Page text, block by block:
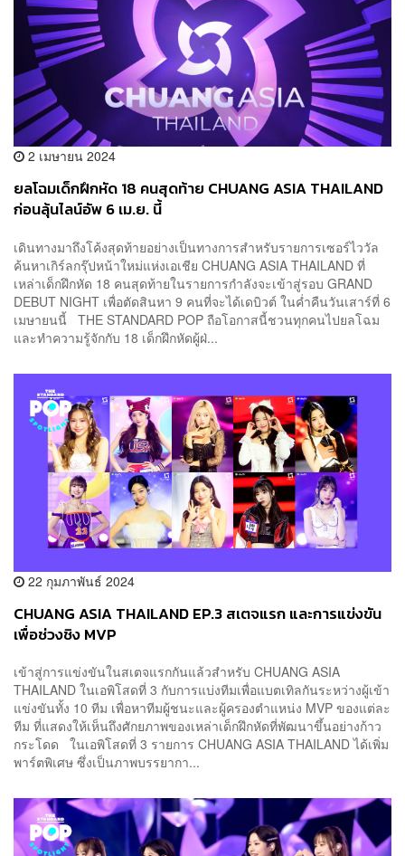
2 เมษายน 2024
ยลโฉมเด็กฝึกหัด 18 คนสุดท้าย CHUANG ASIA THAILAND
ก่อนลุ้นไลน์อัพ 6 เม.ย. นี้
เดินทางมาถึงโค้งสุดท้ายอย่างเป็นทางการสำหรับรายการเซอร์ไววัล
ค้นหาเกิร์ลกรุ๊ปหน้าใหม่แห่งเอเชีย CHUANG ASIA THAILAND ที่
เหล่าเด็กฝึกหัด 18 คนสุดท้ายในรายการกำลังจะเข้าสู่รอบ GRAND
DEBUT NIGHT เพื่อตัดสินหา 9 คนที่จะได้เดบิวต์ ในค่ำคืนวันเสาร์ที่ 6
เมษายนนี้ THE STANDARD POP ถือโอกาสนี้ชวนทุกคนไปยลโฉม
และทำความรู้จักกับ 18 เด็กฝึกหัดผู้ฝ่...
22 กุมภาพันธ์ 2024
CHUANG ASIA THAILAND EP.3 สเตจแรก และการแข่งขัน
เพื่อช่วงชิง MVP
เข้าสู่การแข่งขันในสเตจแรกกันแล้วสำหรับ CHUANG ASIA
THAILAND ในเอพิโสดที่ 3 กับการแบ่งทีมเพื่อแบตเทิลกันระหว่างผู้เข้า
แข่งขันทั้ง 10 ทีม เพื่อหาทีมผู้ชนะและผู้ครองตำแหน่ง MVP ของแต่ละ
ทีม ที่แสดงให้เห็นถึงศักยภาพของเหล่าเด็กฝึกหัดที่พัฒนาขึ้นอย่างก้าว
กระโดด ในเอพิโสดที่ 3 รายการ CHUANG ASIA THAILAND ได้เพิ่ม
พาร์ตพิเศษ ซึ่งเป็นภาพบรรยากา...